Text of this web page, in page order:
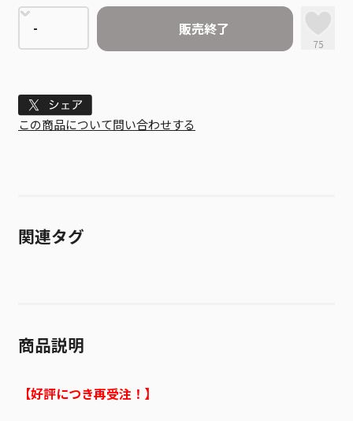
販売終了
75
Tweet
この商品について問い合わせする
関連タグ
商品説明
【好評につき再受注！】